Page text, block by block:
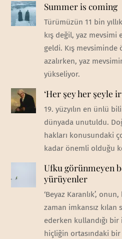
Summer is coming
Türümüzün 11 bin
kış değil, yaz
geldi. Kış mevsiminde
azalırken, yaz
yükseliyor.
‘Her şey her şeyle
19. yüzyılın en ünlü
dünyada unutuldu.
hakları konusundaki
kadar önemli olduğu
Ufku görünmeyen
yürüyenler
‘Beyaz Karanlık’,
zaman imkansız kılan
ederken kullandığı bir
hiçliğin ortasındaki